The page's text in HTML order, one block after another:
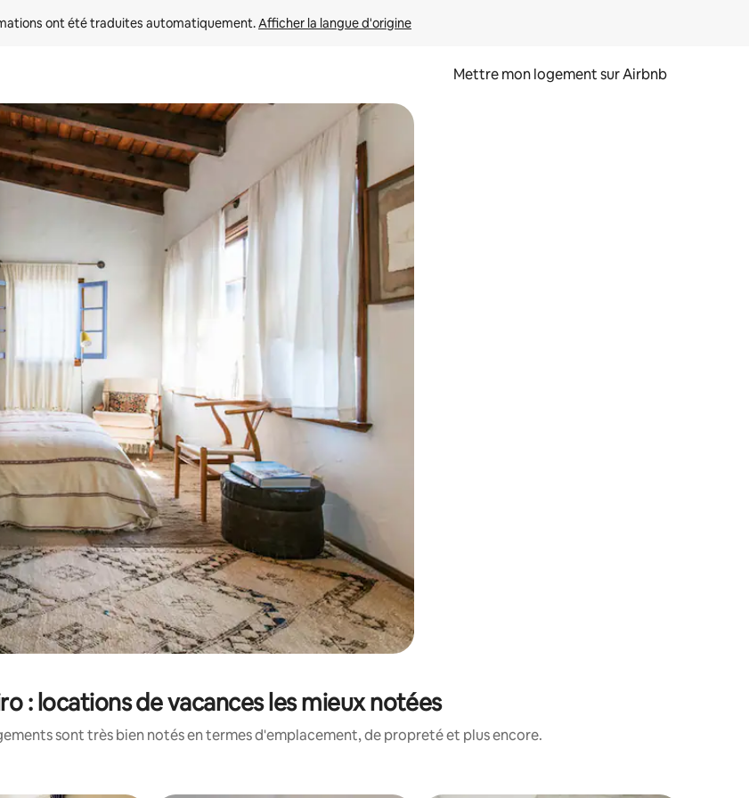
ont été traduites automatiquement. Afficher la langue d'origine
Mettre mon logement sur Airbnb
et vers le bas pour les parcourir ou en appuyant et en faisant glisser.
: locations de vacances les mieux notées
sont très bien notés en termes d'emplacement, de propreté et plus encore.